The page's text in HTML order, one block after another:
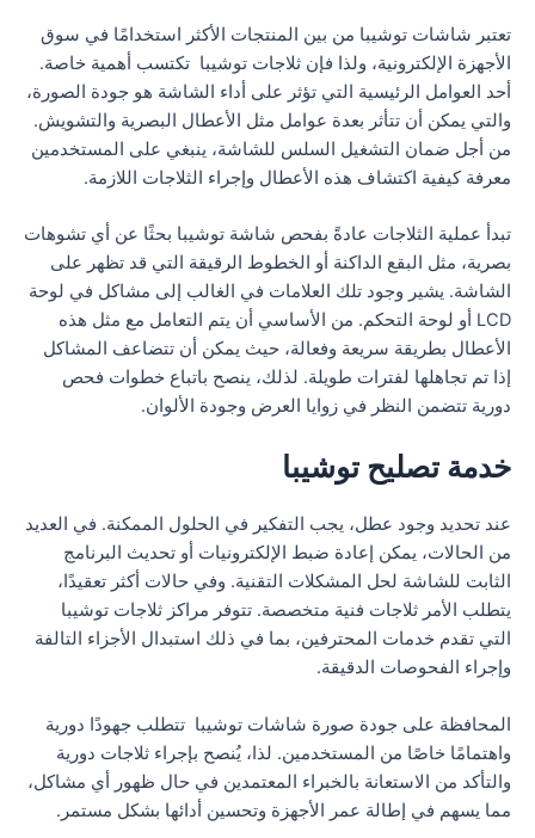
تعتبر شاشات توشيبا من بين المنتجات الأكثر استخدامًا في سوق
الأجهزة الإلكترونية، ولذا فإن ثلاجات توشيبا تكتسب أهمية خاصة.
أحد العوامل الرئيسية التي تؤثر على أداء الشاشة هو جودة الصورة،
والتي يمكن أن تتأثر بعدة عوامل مثل الأعطال البصرية والتشويش.
من أجل ضمان التشغيل السلس للشاشة، ينبغي على المستخدمين
معرفة كيفية اكتشاف هذه الأعطال وإجراء الثلاجات اللازمة.
تبدأ عملية الثلاجات عادةً بفحص شاشة توشيبا بحثًا عن أي تشوهات
بصرية، مثل البقع الداكنة أو الخطوط الرقيقة التي قد تظهر على
الشاشة. يشير وجود تلك العلامات في الغالب إلى مشاكل في لوحة
LCD أو لوحة التحكم. من الأساسي أن يتم التعامل مع مثل هذه
الأعطال بطريقة سريعة وفعالة، حيث يمكن أن تتضاعف المشاكل
إذا تم تجاهلها لفترات طويلة. لذلك، ينصح باتباع خطوات فحص
دورية تتضمن النظر في زوايا العرض وجودة الألوان.
خدمة تصليح توشيبا
عند تحديد وجود عطل، يجب التفكير في الحلول الممكنة. في العديد
من الحالات، يمكن إعادة ضبط الإلكترونيات أو تحديث البرنامج
الثابت للشاشة لحل المشكلات التقنية. وفي حالات أكثر تعقيدًا،
يتطلب الأمر ثلاجات فنية متخصصة. تتوفر مراكز ثلاجات توشيبا
التي تقدم خدمات المحترفين، بما في ذلك استبدال الأجزاء التالفة
وإجراء الفحوصات الدقيقة.
المحافظة على جودة صورة شاشات توشيبا تتطلب جهودًا دورية
واهتمامًا خاصًا من المستخدمين. لذا، يُنصح بإجراء ثلاجات دورية
والتأكد من الاستعانة بالخبراء المعتمدين في حال ظهور أي مشاكل،
مما يسهم في إطالة عمر الأجهزة وتحسين أدائها بشكل مستمر.